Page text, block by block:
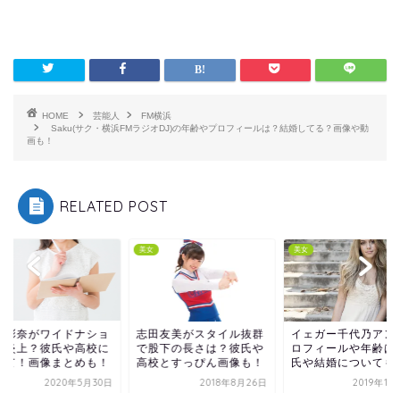
HOME 芸能人
FM横浜
Saku(サク・横浜FMラジオDJ)の年齢やプロフィールは？結婚してる？画像や動
画も！
RELATED POST
彩奈がワイドナショ
炎上？彼氏や高校に
て！画像まとめも！
2020年5月30日
美女
志田友美がスタイル抜群
で股下の長さは？彼氏や
高校とすっぴん画像も！
2018年8月26日
美女
イェガー千代乃アン
ロフィールや年齢は
氏や結婚についても
2019年11